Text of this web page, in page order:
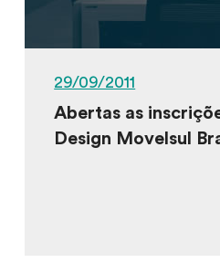
29/09/2011
Abertas as
Design Movelsul